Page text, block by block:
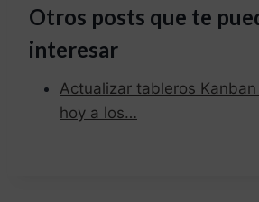
Otros posts que te
interesar
Actualizar tableros
hoy a los…